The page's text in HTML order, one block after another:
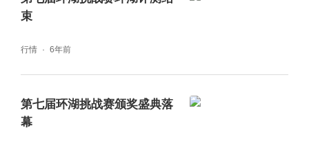
在今天的典礼上，最终颁出的是全场大奖金羚
奖。开奖嘉宾：体操奥运冠军邢傲伟高声念出
钟运佳登台领奖，青海省工业和信息化厅副厅
长靳力为其颁奖。
束
行情 6年前
第七届环湖挑战赛颁奖盛典落
幕